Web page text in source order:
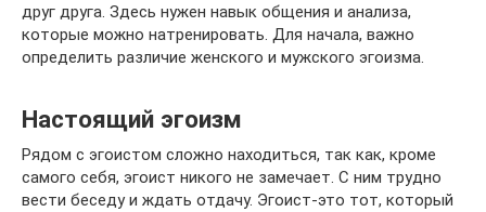
друг друга. Здесь нужен навык общения и анализа,
которые можно натренировать. Для начала, важно
определить различие женского и мужского эгоизма.
Настоящий эгоизм
Рядом с эгоистом сложно находиться, так как, кроме
самого себя, эгоист никого не замечает. С ним трудно
вести беседу и ждать отдачу. Эгоист-это тот, который